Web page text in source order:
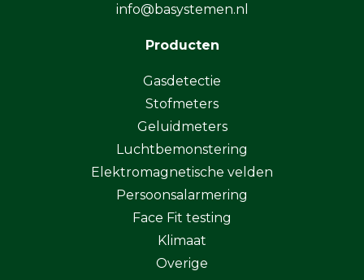
info@basystemen.nl
Producten
Gasdetectie
Stofmeters
Geluidmeters
Luchtbemonstering
Elektromagnetische velden
Persoonsalarmering
Face Fit testing
Klimaat
Overige